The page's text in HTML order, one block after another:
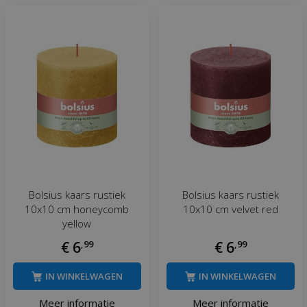
Bolsius kaars rustiek
10x10 cm honeycomb
yellow
€ 6,99
Meer informatie
IN WINKELWAGEN
Bolsius kaars rustiek
10x10 cm velvet red
€ 6,99
Meer informatie
IN WINKELWAGEN